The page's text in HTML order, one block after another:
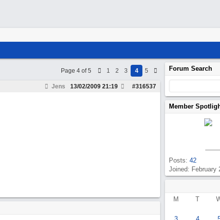
Page 4 of 5 1 2 3 4 5
Jens #316537
13/02/2009 21:19
Forum Search
Member
Posts: 42
Joined: February
M T